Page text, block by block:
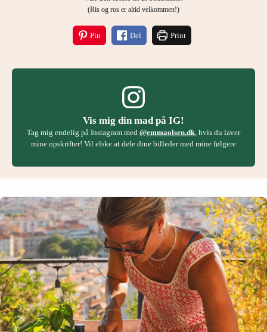
(Ris og ros er altid velkommen!)
Pin Del Print
Vis mig din mad på IG!
Tag mig endelig på Instagram med @emmaolsen.dk, hvis du laver
mine opskrifter! Vil elske at dele dine billeder med mine følgere